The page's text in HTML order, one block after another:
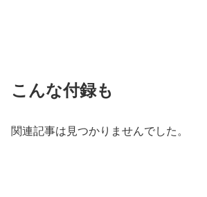
こんな付録も
関連記事は見つかりませんでした。